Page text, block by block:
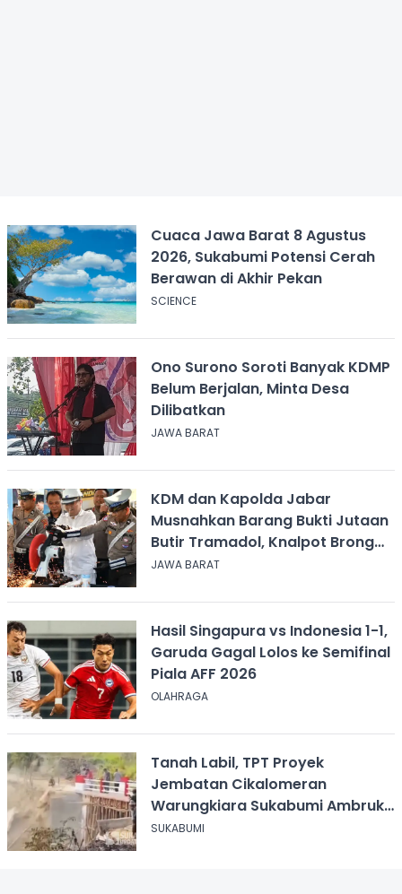
Cuaca Jawa Barat 8 Agustus
2026, Sukabumi Potensi Cerah
Berawan di Akhir Pekan
SCIENCE
Ono Surono Soroti Banyak KDMP
Belum Berjalan, Minta Desa
Dilibatkan
JAWA BARAT
KDM dan Kapolda Jabar
Musnahkan Barang Bukti Jutaan
Butir Tramadol, Knalpot Brong
hingga Miras
JAWA BARAT
Hasil Singapura vs Indonesia 1-1,
Garuda Gagal Lolos ke Semifinal
Piala AFF 2026
OLAHRAGA
Tanah Labil, TPT Proyek
Jembatan Cikalomeran
Warungkiara Sukabumi Ambruk
Saat Pengurugan
SUKABUMI